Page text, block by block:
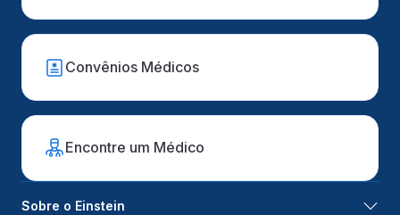
Convênios Médicos
Encontre um Médico
Sobre o Einstein